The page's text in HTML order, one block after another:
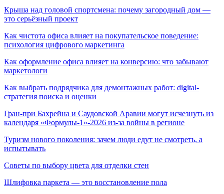
Крыша над головой спортсмена: почему загородный дом —
это серьёзный проект
Как чистота офиса влияет на покупательское поведение:
психология цифрового маркетинга
Как оформление офиса влияет на конверсию: что забывают
маркетологи
Как выбрать подрядчика для демонтажных работ: digital-
стратегия поиска и оценки
Гран-при Бахрейна и Саудовской Аравии могут исчезнуть из
календаря «Формулы-1»-2026 из-за войны в регионе
Туризм нового поколения: зачем люди едут не смотреть, а
испытывать
Советы по выбору цвета для отделки стен
Шлифовка паркета — это восстановление пола